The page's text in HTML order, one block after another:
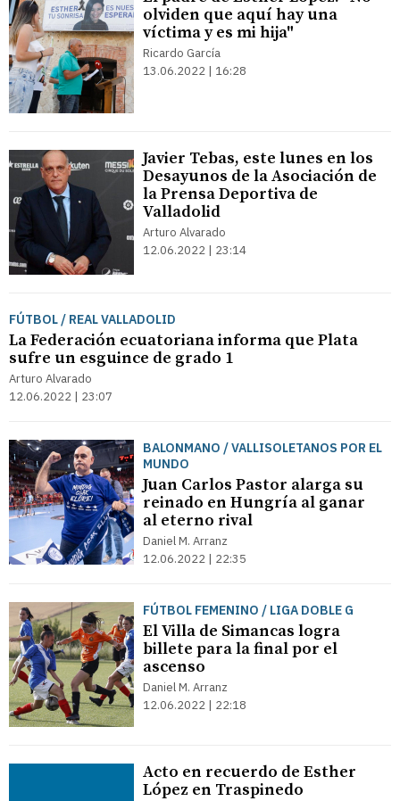
olviden que aquí hay una
víctima y es mi hija"
Ricardo García
13.06.2022 | 16:28
Javier Tebas, este lunes en los
Desayunos de la Asociación de
la Prensa Deportiva de
Valladolid
Arturo Alvarado
12.06.2022 | 23:14
FÚTBOL / REAL VALLADOLID
La Federación ecuatoriana informa que Plata
sufre un esguince de grado 1
Arturo Alvarado
12.06.2022 | 23:07
BALONMANO / VALLISOLETANOS POR EL
MUNDO
Juan Carlos Pastor alarga su
reinado en Hungría al ganar
al eterno rival
Daniel M. Arranz
12.06.2022 | 22:35
FÚTBOL FEMENINO / LIGA DOBLE G
El Villa de Simancas logra
billete para la final por el
ascenso
Daniel M. Arranz
12.06.2022 | 22:18
Acto en recuerdo de Esther
López en Traspinedo